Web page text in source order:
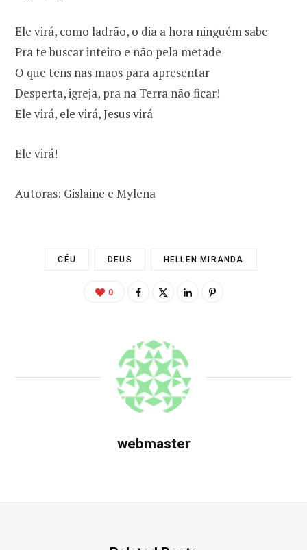
Ele virá, como ladrão, o dia a hora ninguém sabe
Pra te buscar inteiro e não pela metade
O que tens nas mãos para apresentar
Desperta, igreja, pra na Terra não ficar!
Ele virá, ele virá, Jesus virá
Ele virá!
Autoras: Gislaine e Mylena
CÉU DEUS HELLEN MIRANDA
0
webmaster